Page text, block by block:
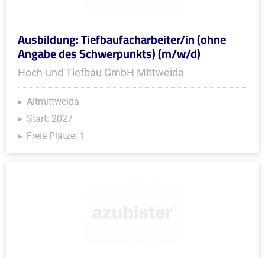
Ausbildung: Tiefbaufacharbeiter/in (ohne
Angabe des Schwerpunkts) (m/w/d)
Hoch-und Tiefbau GmbH Mittweida
Altmittweida
Start: 2027
Freie Plätze: 1